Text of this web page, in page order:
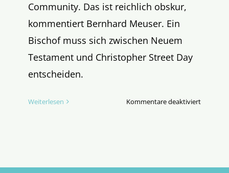
Community. Das ist reichlich obskur,
kommentiert Bernhard Meuser. Ein
Bischof muss sich zwischen Neuem
Testament und Christopher Street Day
entscheiden.
Weiterlesen Kommentare deaktiviertfür